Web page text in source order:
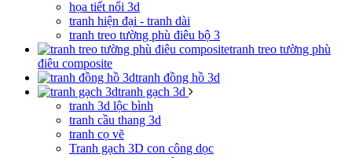
họa tiết nổi 3d
tranh hiện đại - tranh dài
tranh treo tường phù điêu bộ 3
tranh treo tường phù
điêu composite
tranh đồng hồ 3d
tranh gạch 3d
tranh 3d lộc bình
tranh cầu thang 3d
tranh cọ vẽ
Tranh gạch 3D con công dọc